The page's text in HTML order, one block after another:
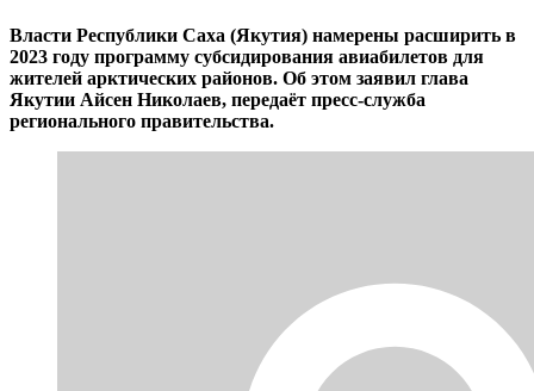
Власти Республики Саха (Якутия) намерены расширить в
2023 году программу субсидирования авиабилетов для
жителей арктических районов. Об этом заявил глава
Якутии Айсен Николаев, передаёт пресс-служба
регионального правительства.